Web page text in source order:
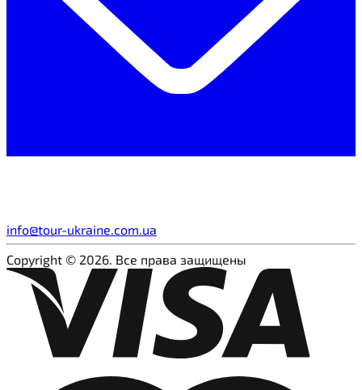
info@tour-ukraine.com.ua
Copyright © 2026. Все права защищены